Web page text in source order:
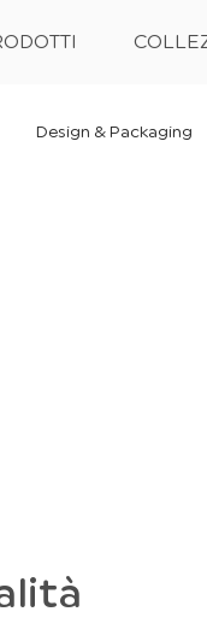
Design & Packaging